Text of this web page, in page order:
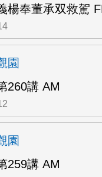
楊奉董承双救駕
園
260講 AM
園
259講 AM